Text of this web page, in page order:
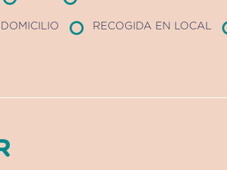
RECOGIDA EN LOCAL